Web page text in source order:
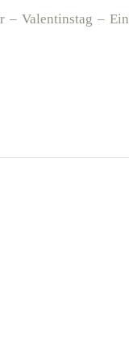
– Valentinstag – Ein